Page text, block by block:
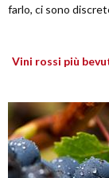
farlo, ci sono
Vini rossi più